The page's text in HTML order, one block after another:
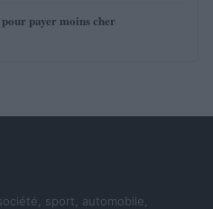
payer moins cher
sport, automobile,